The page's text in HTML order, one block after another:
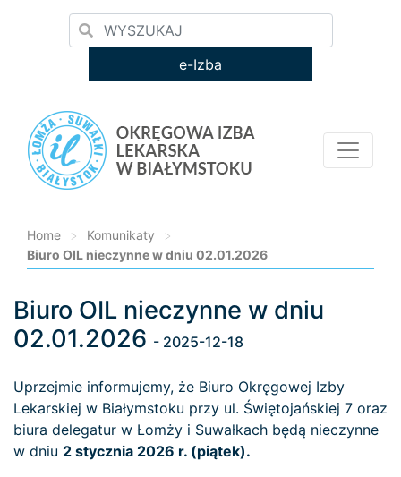
e-Izba
Home > Komunikaty
>
Biuro OIL nieczynne w dniu 02.01.2026
Loading...
Biuro OIL nieczynne w dniu
02.01.2026 - 2025-12-18
Uprzejmie informujemy, że Biuro Okręgowej Izby
Lekarskiej w Białymstoku przy ul. Świętojańskiej 7 oraz
biura delegatur w Łomży i Suwałkach będą nieczynne
w dniu 2 stycznia 2026 r. (piątek).